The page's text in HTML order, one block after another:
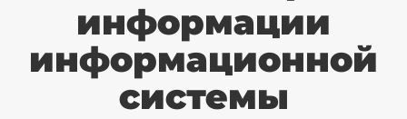
информации
информационной
системы